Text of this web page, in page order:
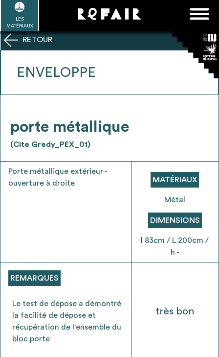
Passer
contenu
LES
MATÉRIAUX
EN SAVOIR PLUS
FAQ
Rechercher :
Refair mode d'emploi
1
Une fois connnecté, Télécharger les
dossiers Ressources de chaque bâtiment
Ajouter les matériaux intéressants à "
liste"
Transmettre sa liste de manifestation
d'intérêt pour les matériaux
3
Exporter sa liste et ses fiches produits
RETOUR
ENVELOPPE
porte métallique
(Cite Gredy_PEX_01)
Porte métallique extérieur -
ouverture à droite
REMARQUES
Le test de dépose a démontré
la facilité de dépose et
récupération de l'ensemble du
bloc porte
MATÉRIAUX
Métal
DIMENSIONS
l 83cm / L 200cm /
h -
très bon